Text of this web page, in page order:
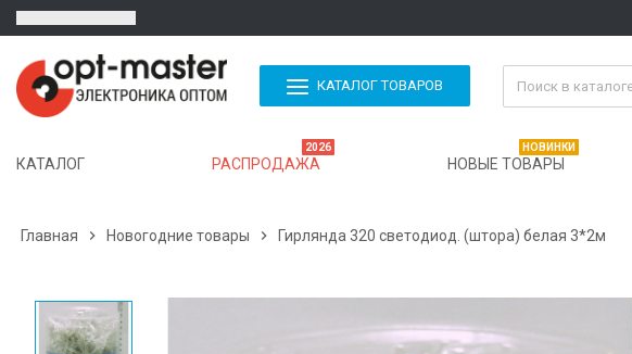
КАТАЛОГ ТОВАРОВ
КАТАЛОГ РАСПРОДАЖА
2026
НОВЫЕ ТОВАРЫ
НОВИНКИ
Главная  Новогодние товары  Гирлянда 320 светодиод. (штора) белая 3*2м